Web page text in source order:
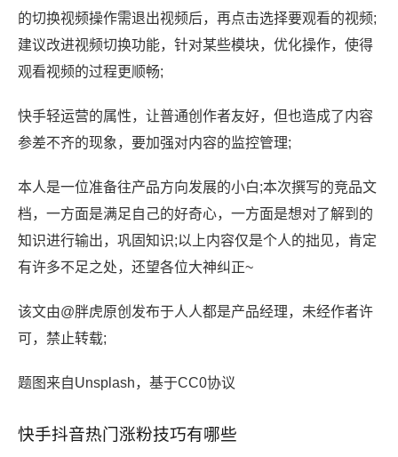
的切换视频操作需退出视频后，再点击选择要观看的视频;
建议改进视频切换功能，针对某些模块，优化操作，使得
观看视频的过程更顺畅;
快手轻运营的属性，让普通创作者友好，但也造成了内容
参差不齐的现象，要加强对内容的监控管理;
本人是一位准备往产品方向发展的小白;本次撰写的竞品文
档，一方面是满足自己的好奇心，一方面是想对了解到的
知识进行输出，巩固知识;以上内容仅是个人的拙见，肯定
有许多不足之处，还望各位大神纠正~
该文由@胖虎原创发布于人人都是产品经理，未经作者许
可，禁止转载;
题图来自Unsplash，基于CC0协议
快手抖音热门涨粉技巧有哪些